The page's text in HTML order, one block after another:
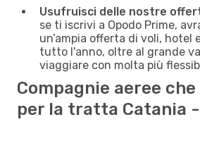
Usufruisci delle nostre
se ti iscrivi a Opodo Prime,
un’ampia offerta di voli, hotel
tutto l'anno, oltre al grande
viaggiare con molta più
Compagnie aeree
per la tratta Catania